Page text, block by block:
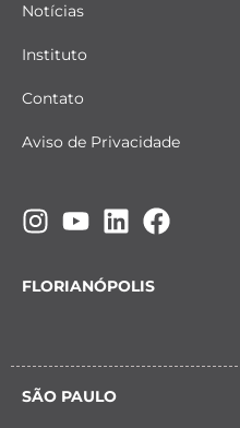
Notícias
Instituto
Contato
Aviso de Privacidade
FLORIANÓPOLIS
SÃO PAULO